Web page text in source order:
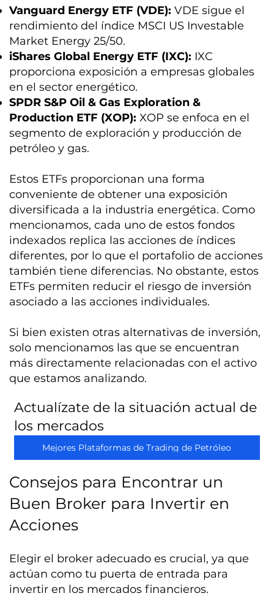
Vanguard Energy ETF (VDE): VDE sigue el
rendimiento del índice MSCI US Investable
Market Energy 25/50.
iShares Global Energy ETF (IXC): IXC
proporciona exposición a empresas globales
en el sector energético.
SPDR S&P Oil & Gas Exploration &
Production ETF (XOP): XOP se enfoca en el
segmento de exploración y producción de
petróleo y gas.
Estos ETFs proporcionan una forma
conveniente de obtener una exposición
diversificada a la industria energética. Como
mencionamos, cada uno de estos fondos
indexados replica las acciones de índices
diferentes, por lo que el portafolio de acciones
también tiene diferencias. No obstante, estos
ETFs permiten reducir el riesgo de inversión
asociado a las acciones individuales.
Si bien existen otras alternativas de inversión,
solo mencionamos las que se encuentran
más directamente relacionadas con el activo
que estamos analizando.
Actualízate de la situación actual de
los mercados
Mejores Plataformas de Trading de Petróleo
Consejos para Encontrar un
Buen Broker para Invertir en
Acciones
Elegir el broker adecuado es crucial, ya que
actúan como tu puerta de entrada para
invertir en los mercados financieros.